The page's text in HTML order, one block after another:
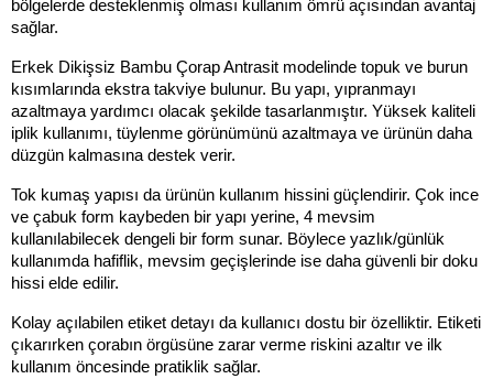
bölgelerde desteklenmiş olması kullanım ömrü açısından avantaj
sağlar.
Erkek Dikişsiz Bambu Çorap Antrasit modelinde topuk ve burun
kısımlarında ekstra takviye bulunur. Bu yapı, yıpranmayı
azaltmaya yardımcı olacak şekilde tasarlanmıştır. Yüksek kaliteli
iplik kullanımı, tüylenme görünümünü azaltmaya ve ürünün daha
düzgün kalmasına destek verir.
Tok kumaş yapısı da ürünün kullanım hissini güçlendirir. Çok ince
ve çabuk form kaybeden bir yapı yerine, 4 mevsim
kullanılabilecek dengeli bir form sunar. Böylece yazlık/günlük
kullanımda hafiflik, mevsim geçişlerinde ise daha güvenli bir doku
hissi elde edilir.
Kolay açılabilen etiket detayı da kullanıcı dostu bir özelliktir. Etiketi
çıkarırken çorabın örgüsüne zarar verme riskini azaltır ve ilk
kullanım öncesinde pratiklik sağlar.